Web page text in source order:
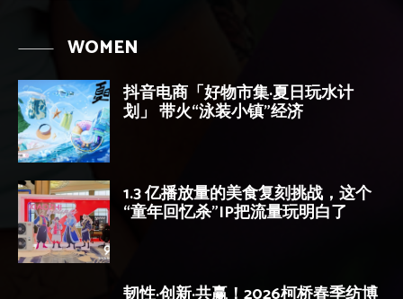
WOMEN
抖音电商「好物市集·夏日玩水计
划」 带火“泳装小镇”经济
1.3 亿播放量的美食复刻挑战，这个
“童年回忆杀”IP把流量玩明白了